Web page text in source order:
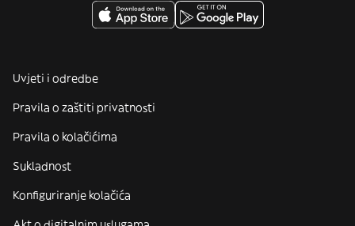
Uvjeti i odredbe
Pravila o zaštiti privatnosti
Pravila o kolačićima
Sukladnost
Konfiguriranje kolačića